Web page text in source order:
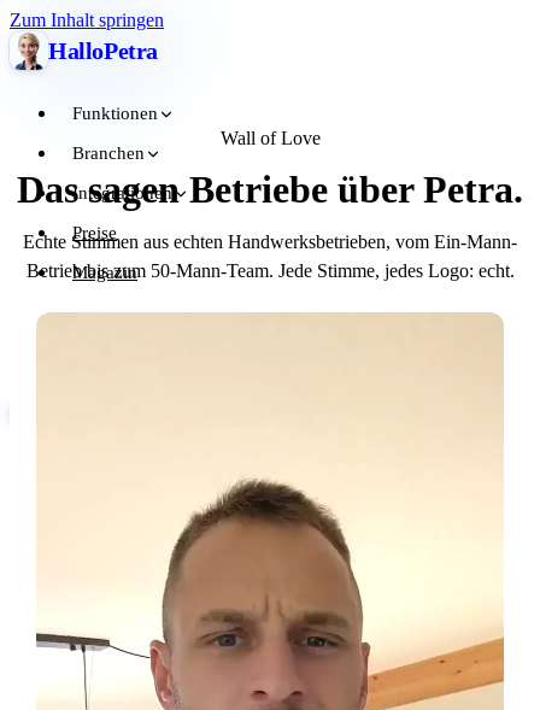
Zum Inhalt springen
HalloPetra
Funktionen
Branchen
Integrationen
Preise
Magazin
Über uns
Wall of Love
Das sagen Betriebe über Petra.
Echte Stimmen aus echten Handwerksbetrieben, vom Ein-Mann-
Betrieb bis zum 50-Mann-Team. Jede Stimme, jedes Logo: echt.